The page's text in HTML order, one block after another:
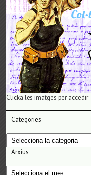
Clicka les imatges per
Categories
Categories
Arxius
Arxius